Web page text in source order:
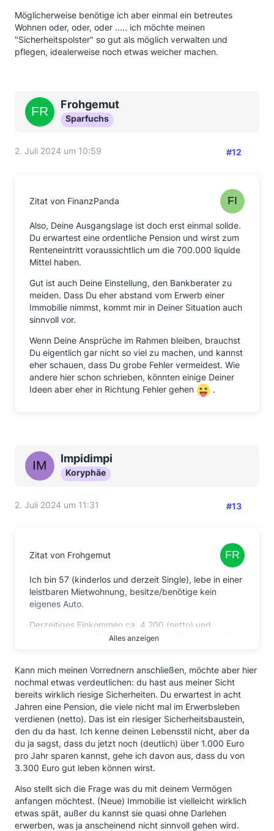
Möglicherweise benötige ich aber einmal ein betreutes
Wohnen oder, oder, oder ..... ich möchte meinen
"Sicherheitspolster" so gut als möglich verwalten und
pflegen, idealerweise noch etwas weicher machen.
Frohgemut
Sparfuchs
2. Juli 2024 um 10:59 #12
Zitat von FinanzPanda
Also, Deine Ausgangslage ist doch erst einmal solide.
Du erwartest eine ordentliche Pension und wirst zum
Renteneintritt voraussichtlich um die 700.000 liquide
Mittel haben.
Gut ist auch Deine Einstellung, den Bankberater zu
meiden. Dass Du eher abstand vom Erwerb einer
Immobilie nimmst, kommt mir in Deiner Situation auch
sinnvoll vor.
Wenn Deine Ansprüche im Rahmen bleiben, brauchst
Du eigentlich gar nicht so viel zu machen, und kannst
eher schauen, dass Du grobe Fehler vermeidest. Wie
andere hier schon schrieben, könnten einige Deiner
Ideen aber eher in Richtung Fehler gehen
.
Impidimpi
Koryphäe
2. Juli 2024 um 11:31 #13
Zitat von Frohgemut
Ich bin 57 (kinderlos und derzeit Single), lebe in einer
leistbaren Mietwohnung, besitze/benötige kein
eigenes Auto.
Derzeitiges Einkommen ca. 4.200 (netto) und
voraussichtliche Pension mit 65 wird (Stand heute)
Derzeitiges Kapital ca. 220k
In den 8 Jahren bis zur Pensionierung werde ich pro
Jahr noch ca. 20k sparen (eher mehr).
Private Altersvorsorge oder Lebensversicherung
habe ich keine.
kommenden Wochen noch 300k.
Alles anzeigen
Kann mich meinen Vorrednern anschließen, möchte aber hier
nochmal etwas verdeutlichen: du hast aus meiner Sicht
bereits wirklich riesige Sicherheiten. Du erwartest in acht
Jahren eine Pension, die viele nicht mal im Erwerbsleben
verdienen (netto). Das ist ein riesiger Sicherheitsbaustein,
den du da hast. Ich kenne deinen Lebensstil nicht, aber da
du ja sagst, dass du jetzt noch (deutlich) über 1.000 Euro
pro Jahr sparen kannst, gehe ich davon aus, dass du von
3.300 Euro gut leben können wirst.
Also stellt sich die Frage was du mit deinem Vermögen
anfangen möchtest. (Neue) Immobilie ist vielleicht wirklich
etwas spät, außer du kannst sie quasi ohne Darlehen
erwerben, was ja anscheinend nicht sinnvoll gehen wird.